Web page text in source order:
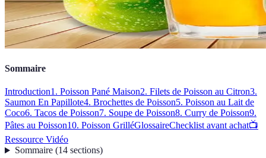
Sommaire
Introduction1. Poisson Pané Maison2. Filets de Poisson au Citron3.
Saumon En Papillote4. Brochettes de Poisson5. Poisson au Lait de
Coco6. Tacos de Poisson7. Soupe de Poisson8. Curry de Poisson9.
Pâtes au Poisson10. Poisson GrilléGlossaireChecklist avant achat📺
Ressource Vidéo
Sommaire(14 sections)